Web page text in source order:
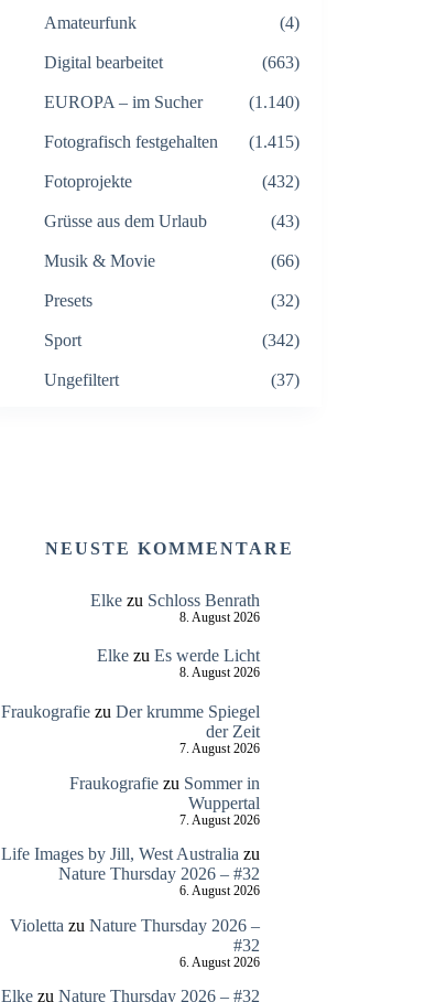
Amateurfunk (4)
Digital bearbeitet (663)
EUROPA – im Sucher (1.140)
Fotografisch festgehalten (1.415)
Fotoprojekte (432)
Grüsse aus dem Urlaub (43)
Musik & Movie (66)
Presets (32)
Sport (342)
Ungefiltert (37)
NEUSTE KOMMENTARE
Elkezu Schloss Benrath
8. August 2026
Elkezu Es werde Licht
8. August 2026
Fraukografiezu Der krumme Spiegel
der Zeit
7. August 2026
Fraukografiezu Sommer in
Wuppertal
7. August 2026
Life Images by Jill, West Australia zu
Nature Thursday 2026 – #32
6. August 2026
Violetta zu Nature Thursday 2026 –
#32
6. August 2026
Elkezu Nature Thursday 2026 – #32